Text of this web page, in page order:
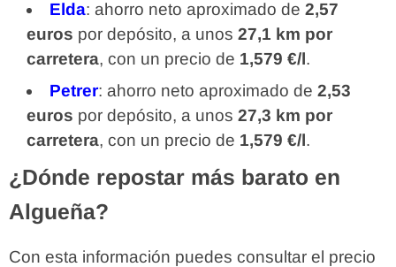
Elda: ahorro neto aproximado de 2,57
euros por depósito, a unos 27,1 km por
carretera, con un precio de 1,579 €/l.
Petrer: ahorro neto aproximado de 2,53
euros por depósito, a unos 27,3 km por
carretera, con un precio de 1,579 €/l.
¿Dónde repostar más barato en
Algueña?
Con esta información puedes consultar el precio